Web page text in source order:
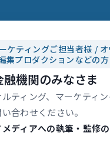
ケティングご担当者様 /
集プロダクションなどの方
機関のみなさま
ティング、マーケティ
合わせください。
ディアへの執筆・監修